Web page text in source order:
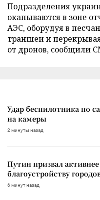
Подразделения
окапываются в зоне
АЭС, оборудуя в
траншеи и
от дронов, сообщили
Удар беспилотника по
на камеры
2 минуты назад
Путин призвал
благоустройству
6 минут назад